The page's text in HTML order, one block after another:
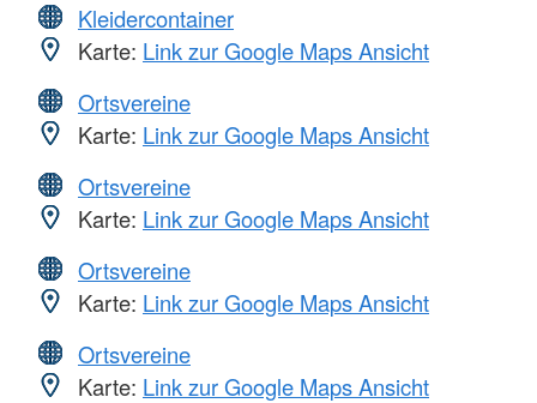
Kleidercontainer
Karte: Link zur Google Maps Ansicht
Ortsvereine
Karte: Link zur Google Maps Ansicht
Ortsvereine
Karte: Link zur Google Maps Ansicht
Ortsvereine
Karte: Link zur Google Maps Ansicht
Ortsvereine
Karte: Link zur Google Maps Ansicht